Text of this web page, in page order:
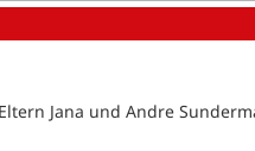
Jana und Andre